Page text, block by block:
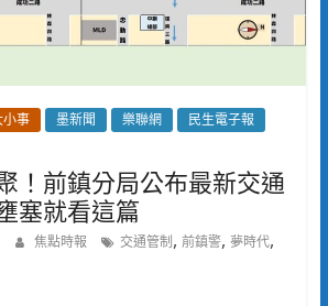
事 墨新聞 樂聯網
民生電子報
！前鎮分局公布最新交通
塞就看這篇
焦點時報 交通管制 , 前鎮警, 夢時代,